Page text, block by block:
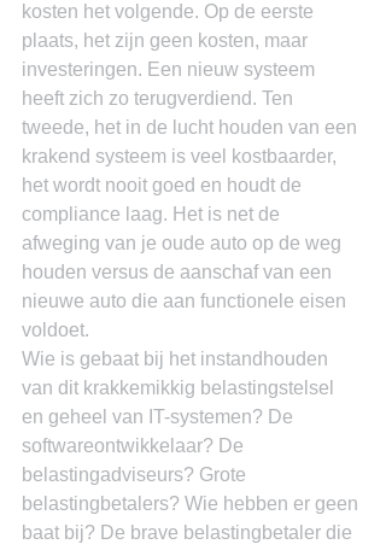
kosten het volgende. Op de eerste
plaats, het zijn geen kosten, maar
investeringen. Een nieuw systeem
heeft zich zo terugverdiend. Ten
tweede, het in de lucht houden van een
krakend systeem is veel kostbaarder,
het wordt nooit goed en houdt de
compliance laag. Het is net de
afweging van je oude auto op de weg
houden versus de aanschaf van een
nieuwe auto die aan functionele eisen
voldoet.
Wie is gebaat bij het instandhouden
van dit krakkemikkig belastingstelsel
en geheel van IT-systemen? De
softwareontwikkelaar? De
belastingadviseurs? Grote
belastingbetalers? Wie hebben er geen
baat bij? De brave belastingbetaler die